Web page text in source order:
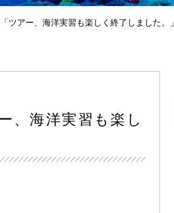
ツアー、海洋実習も楽しく終了しました。」
、海洋実習も楽し